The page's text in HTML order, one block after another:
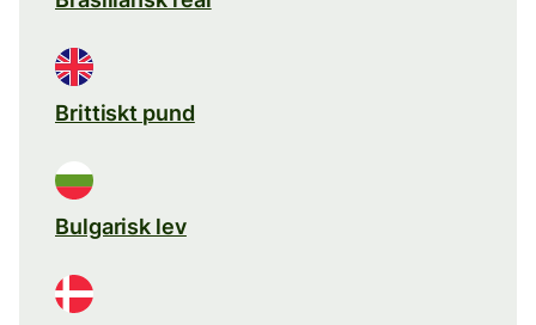
Brittiskt pund
Bulgarisk lev